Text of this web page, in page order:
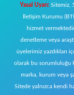
Yasal Uyarı: Sitemiz,
İletişim Kurumu
hizmet
denetleme veya
üyelerimiz yazdıkları
olarak bu sorumluluğu
marka, kurum veya
Sitede yalnızca kendi